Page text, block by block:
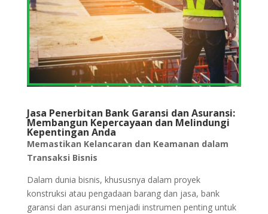
Jasa Penerbitan Bank Garansi dan Asuransi:
Membangun Kepercayaan dan Melindungi
Kepentingan Anda
Memastikan Kelancaran dan Keamanan dalam
Transaksi Bisnis
Dalam dunia bisnis, khususnya dalam proyek
konstruksi atau pengadaan barang dan jasa, bank
garansi dan asuransi menjadi instrumen penting untuk